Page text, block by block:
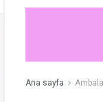
Ana sayfa